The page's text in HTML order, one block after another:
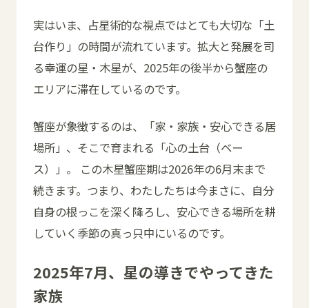
実はいま、占星術的な視点ではとても大切な「土
台作り」の時間が流れています。拡大と発展を司
る幸運の星・木星が、2025年の後半から蟹座の
エリアに滞在しているのです。
蟹座が象徴するのは、「家・家族・安心できる居
場所」、そこで育まれる「心の土台（ベー
ス）」。 この木星蟹座期は2026年の6月末まで
続きます。つまり、わたしたちは今まさに、自分
自身の根っこを深く降ろし、安心できる場所を耕
していく季節の真っ只中にいるのです。
2025年7月、星の導きでやってきた
家族